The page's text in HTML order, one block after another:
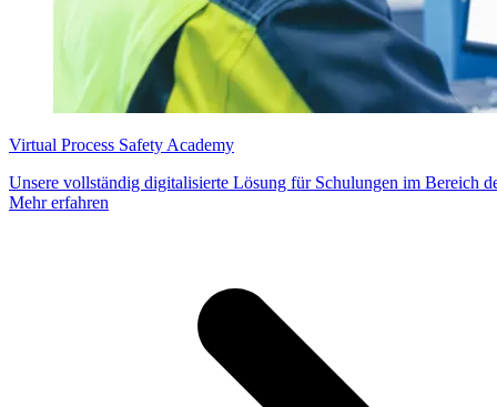
Virtual Process Safety Academy
Unsere vollständig digitalisierte Lösung für Schulungen im Bereich
Mehr erfahren